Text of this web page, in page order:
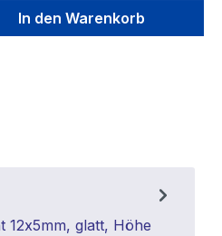
den
In den Warenkorb
12x5mm, glatt, Höhe